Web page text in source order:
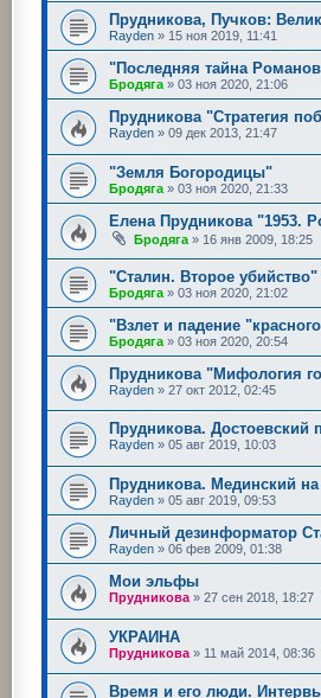
Прудникова, Пучков:
Rayden » 15 ноя 2019, 11:41
"Последняя тайна
Бродяга» 03 ноя 2020, 21:06
Прудникова "Стратегия
Rayden » 09 дек 2013, 21:47
"Земля Богородицы"
Бродяга » 03 ноя 2020, 21:33
Елена Прудникова "1953.
Бродяга » 16 янв 2009, 18:25
"Сталин. Второе убийство"
Бродяга » 03 ноя 2020, 21:02
"Взлет и падение
Бродяга » 03 ноя 2020, 20:54
Прудникова "Мифология
Rayden » 27 окт 2012, 02:45
Прудникова. Достоевский
Rayden » 05 авг 2019, 10:03
Прудникова. Мединский
Rayden » 05 авг 2019, 09:53
Личный дезинформатор
Rayden » 06 фев 2009, 01:38
Мои эльфы
Прудникова » 27 сен 2018, 18:27
УКРАИНА
Прудникова » 11 май 2014, 08:36
Время и его люди.